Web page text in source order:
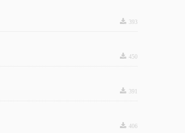
끂 393
끂 450
끂 391
끂 406